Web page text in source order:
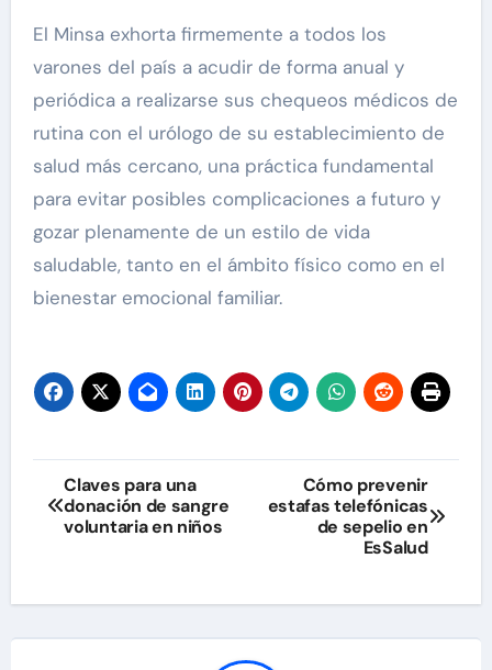
El Minsa exhorta firmemente a todos los
varones del país a acudir de forma anual y
periódica a realizarse sus chequeos médicos de
rutina con el urólogo de su establecimiento de
salud más cercano, una práctica fundamental
para evitar posibles complicaciones a futuro y
gozar plenamente de un estilo de vida
saludable, tanto en el ámbito físico como en el
bienestar emocional familiar.
Navegación
de
Claves para una
donación de sangre
voluntaria en niños
Cómo prevenir
estafas telefónicas
de sepelio en
EsSalud